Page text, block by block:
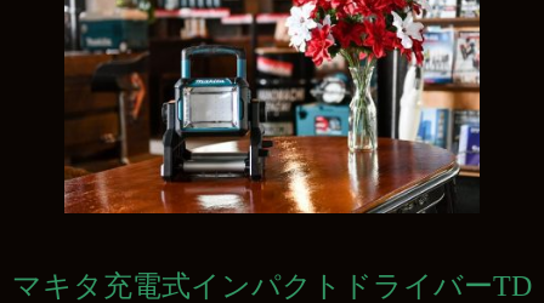
マキタ充電式インパクトドライバーTD